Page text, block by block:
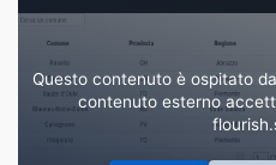
Questo contenuto è ospitato
contenuto esterno